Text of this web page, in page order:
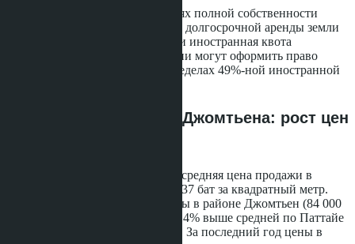
Квартиры продаются на условиях полной собственности
(freehold) для тайских граждан и долгосрочной аренды земли
(leasehold) для иностранцев, если иностранная квота
исчерпана. Покупатели из России могут оформить право
собственности на своё имя в пределах 49%-ной иностранной
Рынок недвижимости Джомтьена: рост цен
, средняя цена продажи в
Skypark Lucean составляет 146 937 бат за квадратный метр.
Это на 74,9% выше средней цены в районе Джомтьен (84 000
бат за квадратный метр) и на 71,4% выше средней по Паттайе
(85 714 бат за квадратный метр). За последний год цены в